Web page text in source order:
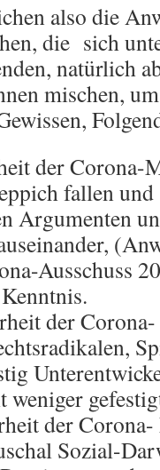
also die
die sich
natürlich
mischen,
der Corona-
fallen
Argumenten
Ausschuss
der
weniger
der
Sozial-